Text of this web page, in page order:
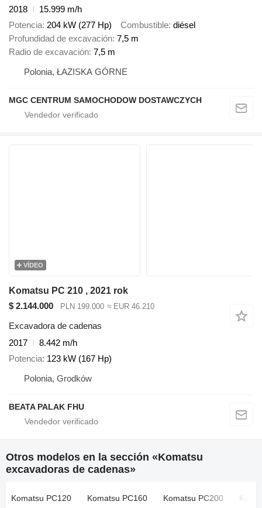
2018
15.999 m/h
Potencia 204 kW (277 Hp) Combustible diésel
Profundidad de excavación 7,5 m
Radio de excavación 7,5 m
Polonia, ŁAZISKA GÓRNE
MGC CENTRUM SAMOCHODOW DOSTAWCZYCH
VÍDEO
Komatsu PC 210 , 2021 rok
$ 2.144.000
PLN 199.000 ≈ EUR 46.210
Excavadora de cadenas
2017
8.442 m/h
Potencia 123 kW (167 Hp)
Polonia, Grodków
BEATA PALAK FHU
Otros modelos en la sección «Komatsu
excavadoras de cadenas»
Komatsu PC120 Komatsu PC160 Komatsu PC200